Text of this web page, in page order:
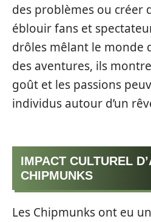
des problèmes ou créer
éblouir fans et
drôles mêlant le monde
des aventures, ils
goût et les passions
individus autour d’un
IMPACT CULTUREL
CHIPMUNKS
Les Chipmunks ont eu